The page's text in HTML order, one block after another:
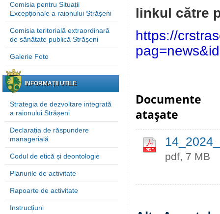
Comisia pentru Situații
Excepționale a raionului Strășeni
Comisia teritorială extraordinară
de sănătate publică Strășeni
Galerie Foto
INFORMAȚII UTILE
Strategia de dezvoltare integrată
a raionului Strășeni
Declarația de răspundere
managerială
Codul de etică și deontologie
Planurile de activitate
Rapoarte de activitate
Instrucțiuni
linkul
https://
Documente
ataşate
pdf, 7 MB